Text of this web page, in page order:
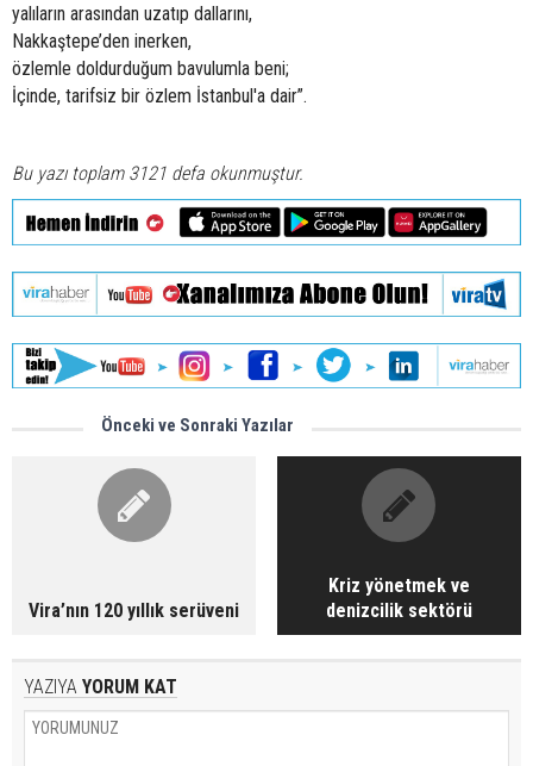
yalıların arasından uzatıp dallarını,
Nakkaştepe’den inerken,
özlemle doldurduğum bavulumla beni;
İçinde, tarifsiz bir özlem İstanbul'a dair”.
Bu yazı toplam 3121 defa okunmuştur.
Önceki ve Sonraki Yazılar
Vira’nın 120 yıllık serüveni
Kriz yönetmek ve
denizcilik sektörü
YAZIYA YORUM KAT